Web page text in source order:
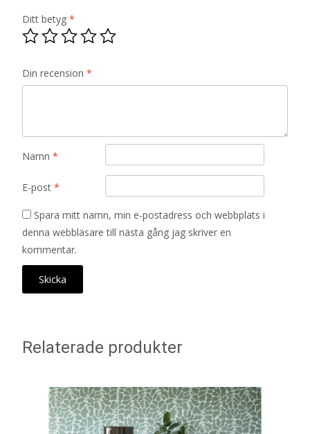
Ditt betyg *
Din recension *
Namn *
E-post *
Spara mitt namn, min e-postadress och webbplats i
denna webbläsare till nästa gång jag skriver en
kommentar.
Relaterade produkter